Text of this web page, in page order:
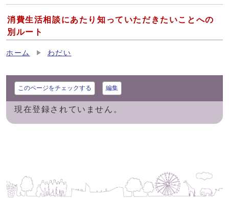
消費生活相談にあたり知っていただきたいことへの
別ルート
ホーム わだい
このページをチェックする 編集
現在登録されていません。